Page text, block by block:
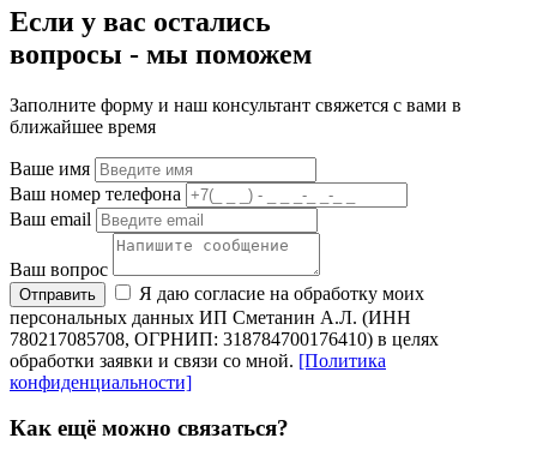
Если у вас остались
вопросы - мы поможем
Заполните форму и наш консультант свяжется с вами в
ближайшее время
Ваше имя
Ваш номер телефона
Ваш email
Ваш вопрос
Отправить
Я даю согласие на обработку моих
персональных данных ИП Сметанин А.Л. (ИНН
780217085708, ОГРНИП: 318784700176410) в целях
обработки заявки и связи со мной. [Политика
конфиденциальности]
Как ещё можно связаться?